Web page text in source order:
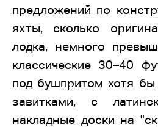
предложений по
яхты, сколько
лодка, немного
классические 30–40
под бушпритом хотя
завитками, с
накладные доски на